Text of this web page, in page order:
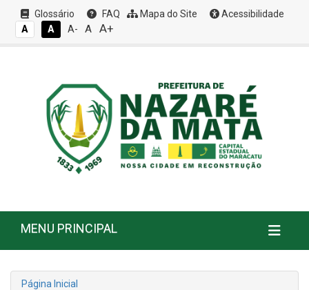
Glossário FAQ Mapa do Site
Acessibilidade
A
A A- A A+
MENU PRINCIPAL
Página Inicial